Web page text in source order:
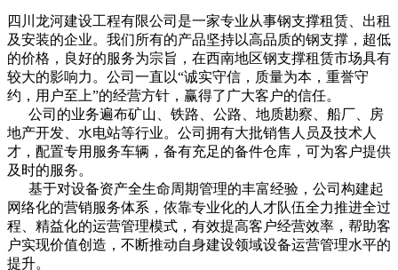
四川龙河建设工程有限公司是一家专业从事钢支撑租赁、出租
及安装的企业。我们所有的产品坚持以高品质的钢支撑，超低
的价格，良好的服务为宗旨，在西南地区钢支撑租赁市场具有
较大的影响力。公司一直以“诚实守信，质量为本，重誉守
约，用户至上”的经营方针，赢得了广大客户的信任。
公司的业务遍布矿山、铁路、公路、地质勘察、船厂、房
地产开发、水电站等行业。公司拥有大批销售人员及技术人
才，配置专用服务车辆，备有充足的备件仓库，可为客户提供
及时的服务。
基于对设备资产全生命周期管理的丰富经验，公司构建起
网络化的营销服务体系，依靠专业化的人才队伍全力推进全过
程、精益化的运营管理模式，有效提高客户经营效率，帮助客
户实现价值创造，不断推动自身建设领域设备运营管理水平的
提升。